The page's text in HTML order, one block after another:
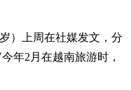
）上周在社媒发文，分
年2月在越南旅游时，